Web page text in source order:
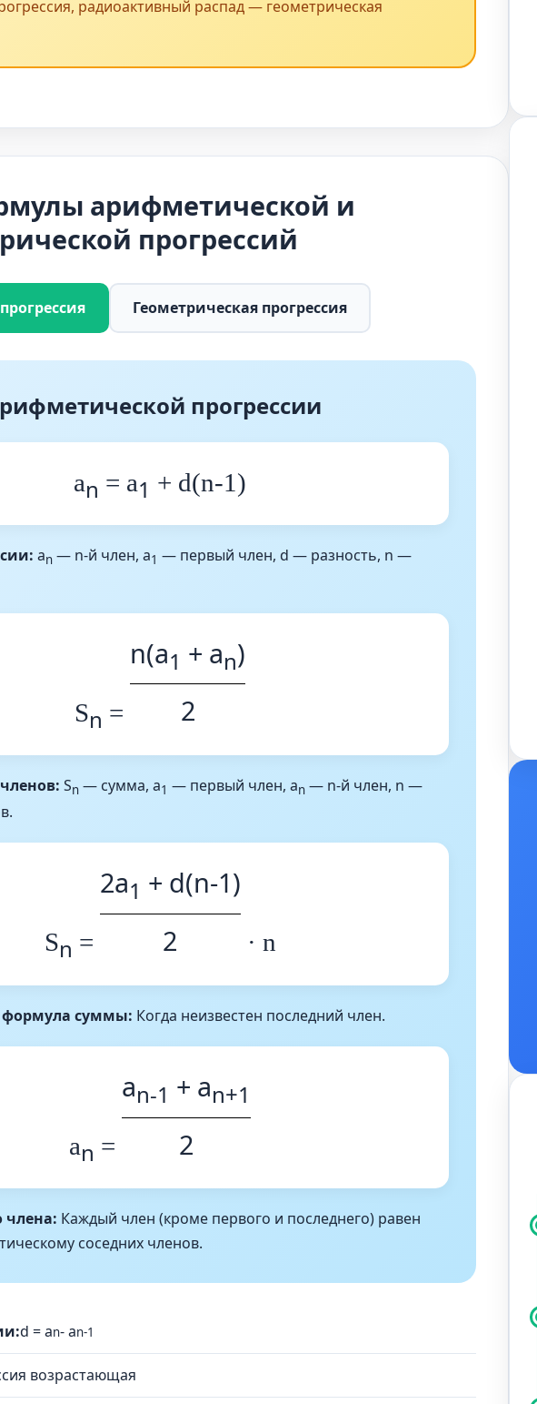
радиоактивный распад — геометрическая
арифметической и
прогрессий
Геометрическая прогрессия
прогрессии
an = a1 + d(n-1)
an — n-й член, a1 — первый член, d — разность, n —
Sn =
n(a1 + an)
2
Sn — сумма, a1 — первый член, an — n-й член, n —
Sn =
2a1 + d(n-1)
2
· n
формула суммы: Когда неизвестен последний член.
an =
an-1 + an+1
2
члена: Каждый член (кроме первого и последнего) равен
соседних членов.
d = an- an-1
возрастающая